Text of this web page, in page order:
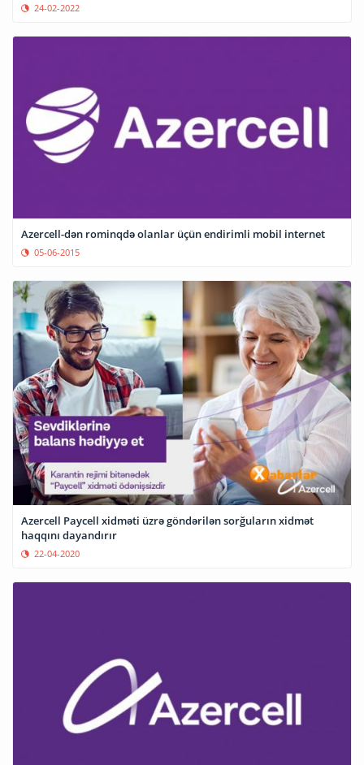
24-02-2022
Azercell-dən rominqdə olanlar üçün endirimli mobil internet
05-06-2015
Azercell Paycell xidməti üzrə göndərilən sorğuların xidmət
haqqını dayandırır
22-04-2020